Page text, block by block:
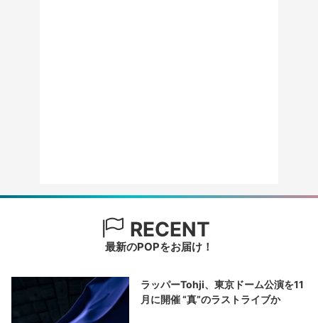
RECENT
最新のPOPをお届け！
ラッパーTohji、東京ドーム公演を11
月に開催 “真”のラストライブか